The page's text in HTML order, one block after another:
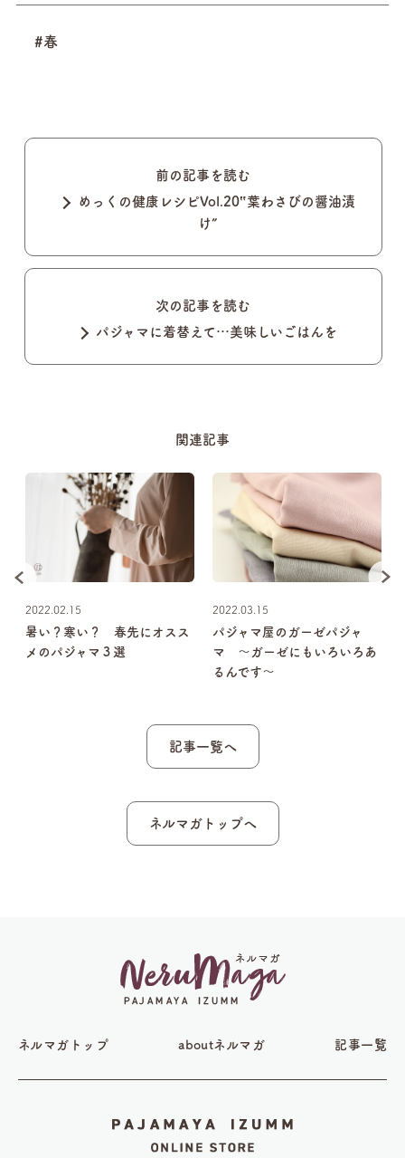
#春
前の記事を読む
めっくの健康レシピVol.20‟葉わさびの醤油漬
け”
次の記事を読む
パジャマに着替えて…美味しいごはんを
関連記事
2022.02.15
暑い？寒い？ 春先にオスス
メのパジャマ３選
2022.03.15
パジャマ屋のガーゼパジャ
マ 〜ガーゼにもいろいろあ
るんです〜
記事一覧へ
ネルマガトップへ
ネルマガトップ aboutネルマガ 記事一覧